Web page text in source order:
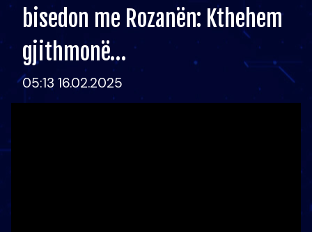
bisedon me Rozanën: Kthehem
gjithmonë…
05:13 16.02.2025